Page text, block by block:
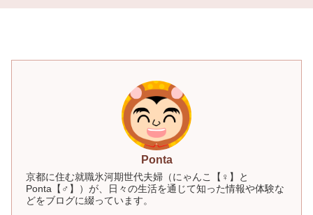
Ponta
京都に住む就職氷河期世代夫婦（にゃんこ【♀】と
Ponta【♂】）が、日々の生活を通じて知った情報や体験な
どをブログに綴っています。